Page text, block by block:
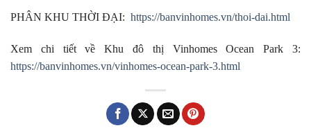
PHÂN KHU THỜI ĐẠI: https://banvinhomes.vn/thoi-dai.html
Xem chi tiết về Khu đô thị Vinhomes Ocean Park 3:
https://banvinhomes.vn/vinhomes-ocean-park-3.html